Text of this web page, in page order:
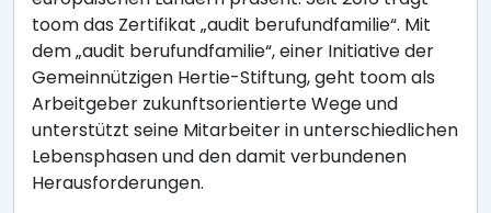
toom das Zertifikat „audit berufundfamilie“. Mit
dem „audit berufundfamilie“, einer Initiative der
Gemeinnützigen Hertie-Stiftung, geht toom als
Arbeitgeber zukunftsorientierte Wege und
unterstützt seine Mitarbeiter in unterschiedlichen
Lebensphasen und den damit verbundenen
Herausforderungen.